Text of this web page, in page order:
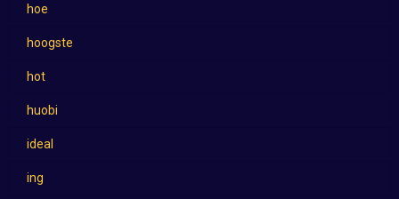
hoe
hoogste
hot
huobi
ideal
ing